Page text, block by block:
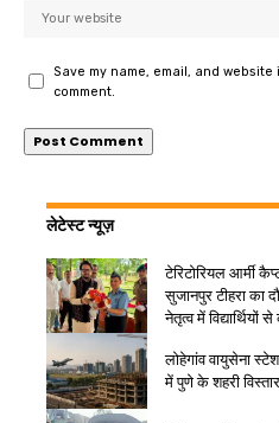
Save my name, email, and
comment.
लेटेस्ट न्यूज़
टेरिटोरियल आर्मी
सुजानपुर टीहरा का
नेतृत्व में विद्यार्थियों
लोहेगांव वायुसेना
में पुणे के शहरी